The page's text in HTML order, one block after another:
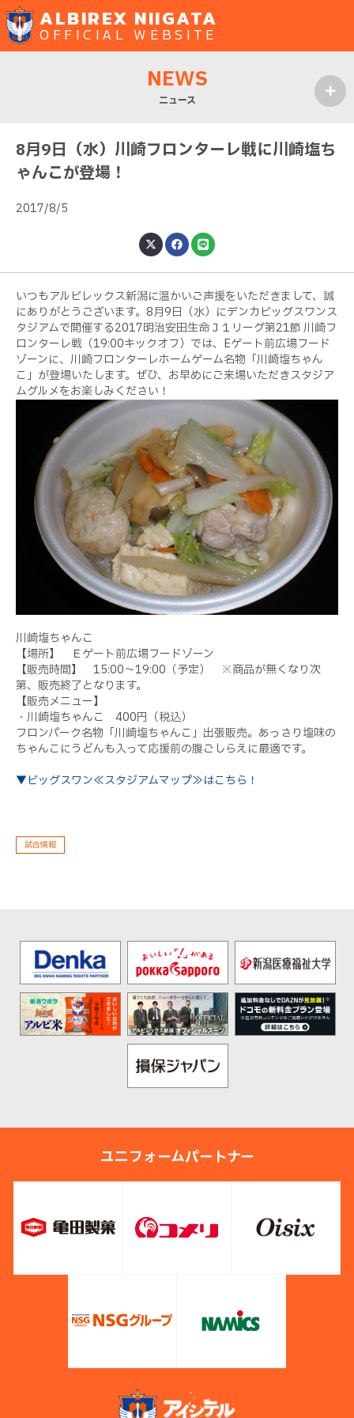
ALBIREX NIIGATA
OFFICIAL WEBSITE
NEWS
ニュース
8月9日（水）川崎フロンターレ戦に川崎塩ち
ゃんこが登場！
2017/8/5
いつもアルビレックス新潟に温かいご声援をいただきまして、誠
にありがとうございます。8月9日（水）にデンカビッグスワンス
タジアムで開催する2017明治安田生命Ｊ１リーグ第21節 川崎フ
ロンターレ戦（19:00キックオフ）では、Eゲート前広場フード
ゾーンに、川崎フロンターレホームゲーム名物「川崎塩ちゃん
こ」が登場いたします。ぜひ、お早めにご来場いただきスタジア
ムグルメをお楽しみください！
川崎塩ちゃんこ
【場所】 Ｅゲート前広場フードゾーン
【販売時間】 15:00～19:00（予定） ※商品が無くなり次
第、販売終了となります。
【販売メニュー】
・川崎塩ちゃんこ 400円（税込）
フロンパーク名物「川崎塩ちゃんこ」出張販売。あっさり塩味の
ちゃんこにうどんも入って応援前の腹ごしらえに最適です。
▼ビッグスワン≪スタジアムマップ≫はこちら！
試合情報
ユニフォームパートナー